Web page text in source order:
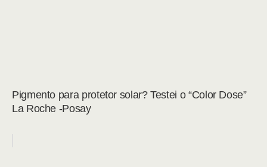
Pigmento para protetor solar? Testei o “Color Dose”
La Roche -Posay